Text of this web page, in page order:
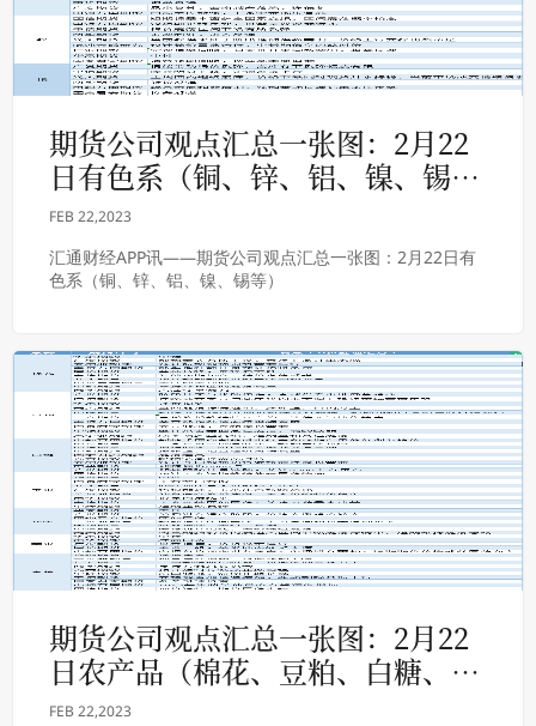
期货公司观点汇总一张图：2月22
日有色系（铜、锌、铝、镍、锡
等）
FEB 22,2023
汇通财经APP讯——期货公司观点汇总一张图：2月22日有
色系（铜、锌、铝、镍、锡等）
期货公司观点汇总一张图：2月22
日农产品（棉花、豆粕、白糖、玉
米、鸡蛋、生猪等）
FEB 22,2023